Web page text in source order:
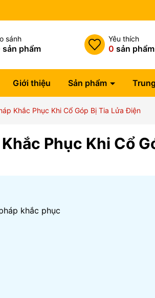
sánh
sản phẩm
Yêu thích
0 sản phẩm
Giới thiệu Sản phẩm
Khắc Phục Khi Cổ Góp Bị Tia Lửa Điện
Phục Khi Cổ
khắc phục